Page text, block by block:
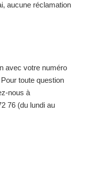
aucune réclamation
avec votre numéro
toute question
nous à
76 (du lundi au